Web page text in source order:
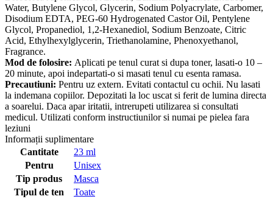
Water, Butylene Glycol, Glycerin, Sodium Polyacrylate, Carbomer,
Disodium EDTA, PEG-60 Hydrogenated Castor Oil, Pentylene
Glycol, Propanediol, 1,2-Hexanediol, Sodium Benzoate, Citric
Acid, Ethylhexylglycerin, Triethanolamine, Phenoxyethanol,
Fragrance.
Mod de folosire: Aplicati pe tenul curat si dupa toner, lasati-o 10 –
20 minute, apoi indepartati-o si masati tenul cu esenta ramasa.
Precautiuni: Pentru uz extern. Evitati contactul cu ochii. Nu lasati
la indemana copiilor. Depozitati la loc uscat si ferit de lumina directa
a soarelui. Daca apar iritatii, intrerupeti utilizarea si consultati
medicul. Utilizati conform instructiunilor si numai pe pielea fara
leziuni
Informații suplimentare
Cantitate
23 ml
Pentru
Unisex
Tip produs
Masca
Tipul de ten
Toate